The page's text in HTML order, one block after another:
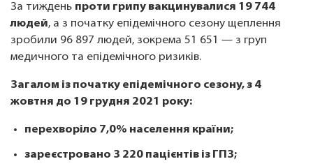
За тиждень проти грипу вакцинувалися 19 744
людей, а з початку епідемічного сезону щеплення
зробили 96 897 людей, зокрема 51 651 — з груп
медичного та епідемічного ризиків.
Загалом із початку епідемічного сезону, з 4
жовтня до 19 грудня 2021 року:
перехворіло 7,0% населення країни;
зареєстровано 3 220 пацієнтів із ГПЗ;